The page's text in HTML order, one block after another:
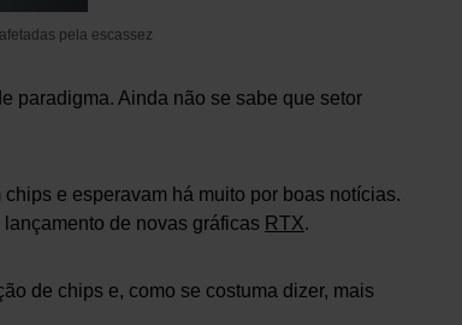
pela escassez
paradigma. Ainda não se sabe que setor
e esperavam há muito por boas notícias.
de novas gráficas RTX.
de chips e, como se costuma dizer, mais